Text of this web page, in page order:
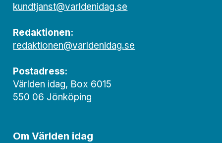
kundtjanst@varldenidag.se
Redaktionen:
redaktionen@varldenidag.se
Postadress:
Världen idag, Box 6015
550 06 Jönköping
Om Världen idag